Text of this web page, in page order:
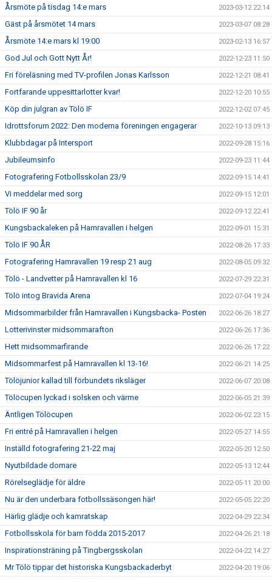
Årsmöte på tisdag 14:e mars 2023-03-12 22:14
Gäst på årsmötet 14 mars 2023-03-07 08:28
Årsmöte 14:e mars kl 19:00 2023-02-13 16:57
God Jul och Gott Nytt År! 2022-12-23 11:50
Fri föreläsning med TV-profilen Jonas Karlsson 2022-12-21 08:41
Fortfarande uppesittarlotter kvar! 2022-12-20 10:55
Köp din julgran av Tölö IF 2022-12-02 07:45
Idrottsforum 2022: Den moderna föreningen engagerar 2022-10-13 09:13
Klubbdagar på Intersport 2022-09-28 15:16
Jubileumsinfo 2022-09-23 11:44
Fotografering Fotbollsskolan 23/9 2022-09-15 14:41
Vi meddelar med sorg 2022-09-15 12:01
Tölö IF 90 år 2022-09-12 22:41
Kungsbackaleken på Hamravallen i helgen 2022-09-01 15:31
Tölö IF 90 ÅR 2022-08-26 17:33
Fotografering Hamravallen 19 resp 21 aug 2022-08-05 09:32
Tölö - Landvetter på Hamravallen kl 16 2022-07-29 22:31
Tölö intog Bravida Arena 2022-07-04 19:24
Midsommarbilder från Hamravallen i Kungsbacka- Posten 2022-06-26 18:27
Lotterivinster midsommarafton 2022-06-26 17:36
Hett midsommarfirande 2022-06-26 17:22
Midsommarfest på Hamravallen kl 13-16! 2022-06-21 14:25
Tölöjunior kallad till förbundets riksläger 2022-06-07 20:08
Tölöcupen lyckad i solsken och värme 2022-06-05 21:39
Äntligen Tölöcupen 2022-06-02 23:15
Fri entré på Hamravallen i helgen 2022-05-27 14:55
Inställd fotografering 21-22 maj 2022-05-20 12:50
Nyutbildade domare 2022-05-13 12:44
Rörelseglädje för äldre 2022-05-11 20:00
Nu är den underbara fotbollssäsongen här! 2022-05-05 22:20
Härlig glädje och kamratskap 2022-04-29 22:34
Fotbollsskola för barn födda 2015-2017 2022-04-26 21:18
Inspirationsträning på Tingbergsskolan 2022-04-22 14:27
Mr Tölö tippar det historiska Kungsbackaderbyt 2022-04-20 19:06